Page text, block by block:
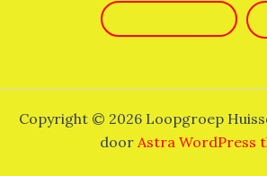
Zoeken
Copyright © 2026 Loopgroep
door Astra WordPress